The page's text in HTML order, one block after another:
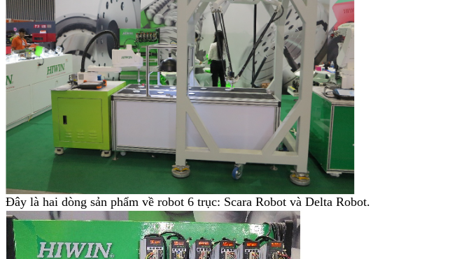
Đây là hai dòng sản phẩm về robot 6 trục: Scara Robot và Delta Robot.